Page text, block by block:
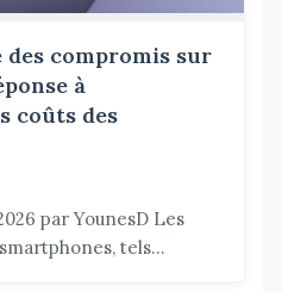
des compromis sur
à
coûts des
par YounesD Les
tels...